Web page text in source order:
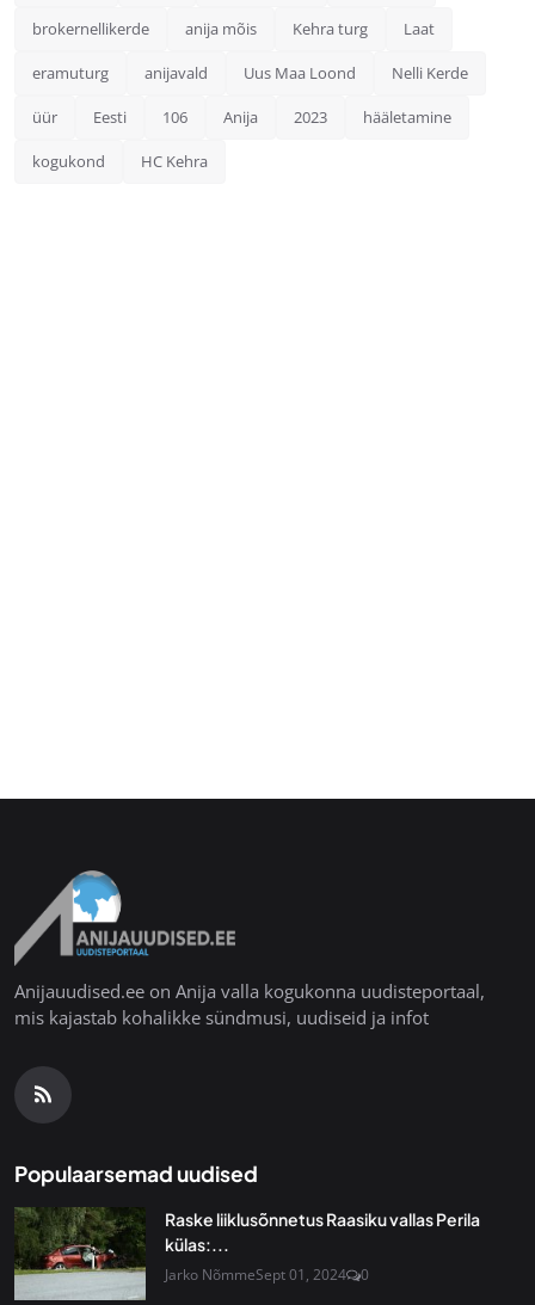
brokernellikerde anija mõis Kehra turg Laat
eramuturg anijavald Uus Maa Loond Nelli Kerde
üür Eesti 106 Anija 2023 hääletamine
kogukond HC Kehra
Anijauudised.ee on Anija valla kogukonna uudisteportaal,
mis kajastab kohalikke sündmusi, uudiseid ja infot
Populaarsemad uudised
Raske liiklusõnnetus Raasiku vallas Perila
külas:...
Jarko NõmmeSept 01, 2024 0